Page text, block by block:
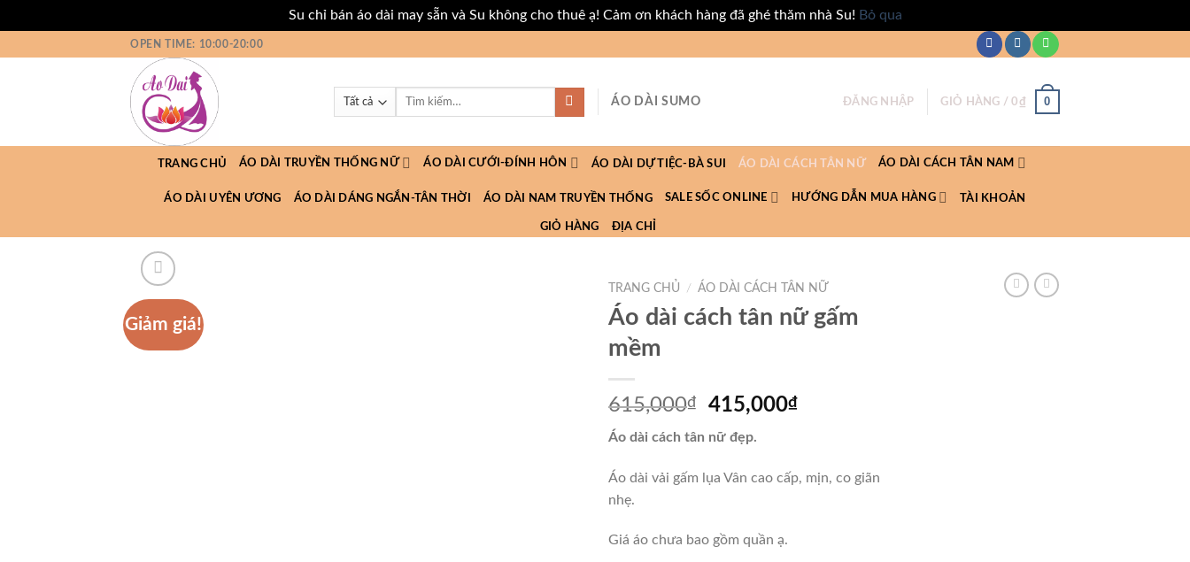
Su chỉ bán áo dài may sẵn và Su không cho thuê ạ! Cảm ơn khách hàng đã ghé thăm nhà Su! Bỏ qua
OPEN TIME: 10:00-20:00
Tìm
ÁO DÀI SUMO ĐĂNG NHẬP GIỎ HÀNG /0 ₫ 0
TRANG CHỦ ÁO DÀI TRUYỀN THỐNG NỮ ÁO DÀI CƯỚI-ĐÍNH HÔN ÁO DÀI DỰ TIỆC-BÀ SUI ÁO DÀI CÁCH TÂN NỮ ÁO DÀI CÁCH TÂN NAM
ÁO DÀI UYÊN ƯƠNG ÁO DÀI DÁNG NGẮN-TÂN THỜI ÁO DÀI NAM TRUYỀN THỐNG SALE SỐC ONLINE HƯỚNG DẪN MUA HÀNG TÀI KHOẢN
GIỎ HÀNG ĐỊA CHỈ
Giảm giá!
TRANG CHỦ / ÁO DÀI CÁCH TÂN NỮ
Áo dài cách tân nữ gấm
mềm
615,000₫
Giá
là:
615,000₫.
415,000₫Giá
là:
415,000₫.
Áo dài cách tân nữ đẹp.
Áo dài vải gấm lụa Vân cao cấp, mịn, co giãn
nhẹ.
Giá áo chưa bao gồm quần ạ.